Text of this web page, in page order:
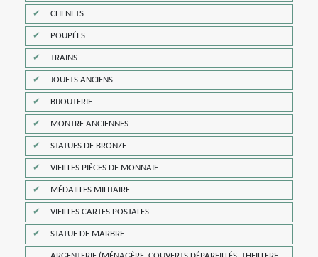
CHENETS
POUPÉES
TRAINS
JOUETS ANCIENS
BIJOUTERIE
MONTRE ANCIENNES
STATUES DE BRONZE
VIEILLES PIÈCES DE MONNAIE
MÉDAILLES MILITAIRE
VIEILLES CARTES POSTALES
STATUE DE MARBRE